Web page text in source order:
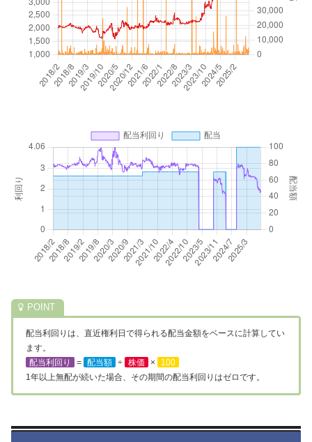
配当利回りは、直近権利日で得られる配当金額をベースに計算してい
ます。
配当利回り
= 配当額 ÷ 株価 ×
100
1年以上無配が続いた場合、その期間の配当利回りはゼロです。